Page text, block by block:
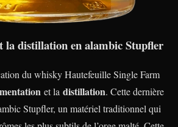
la distillation en alambic Stupfler
du whisky Hautefeuille Single Farm
et la distillation. Cette dernière
Stupfler, un matériel traditionnel qui